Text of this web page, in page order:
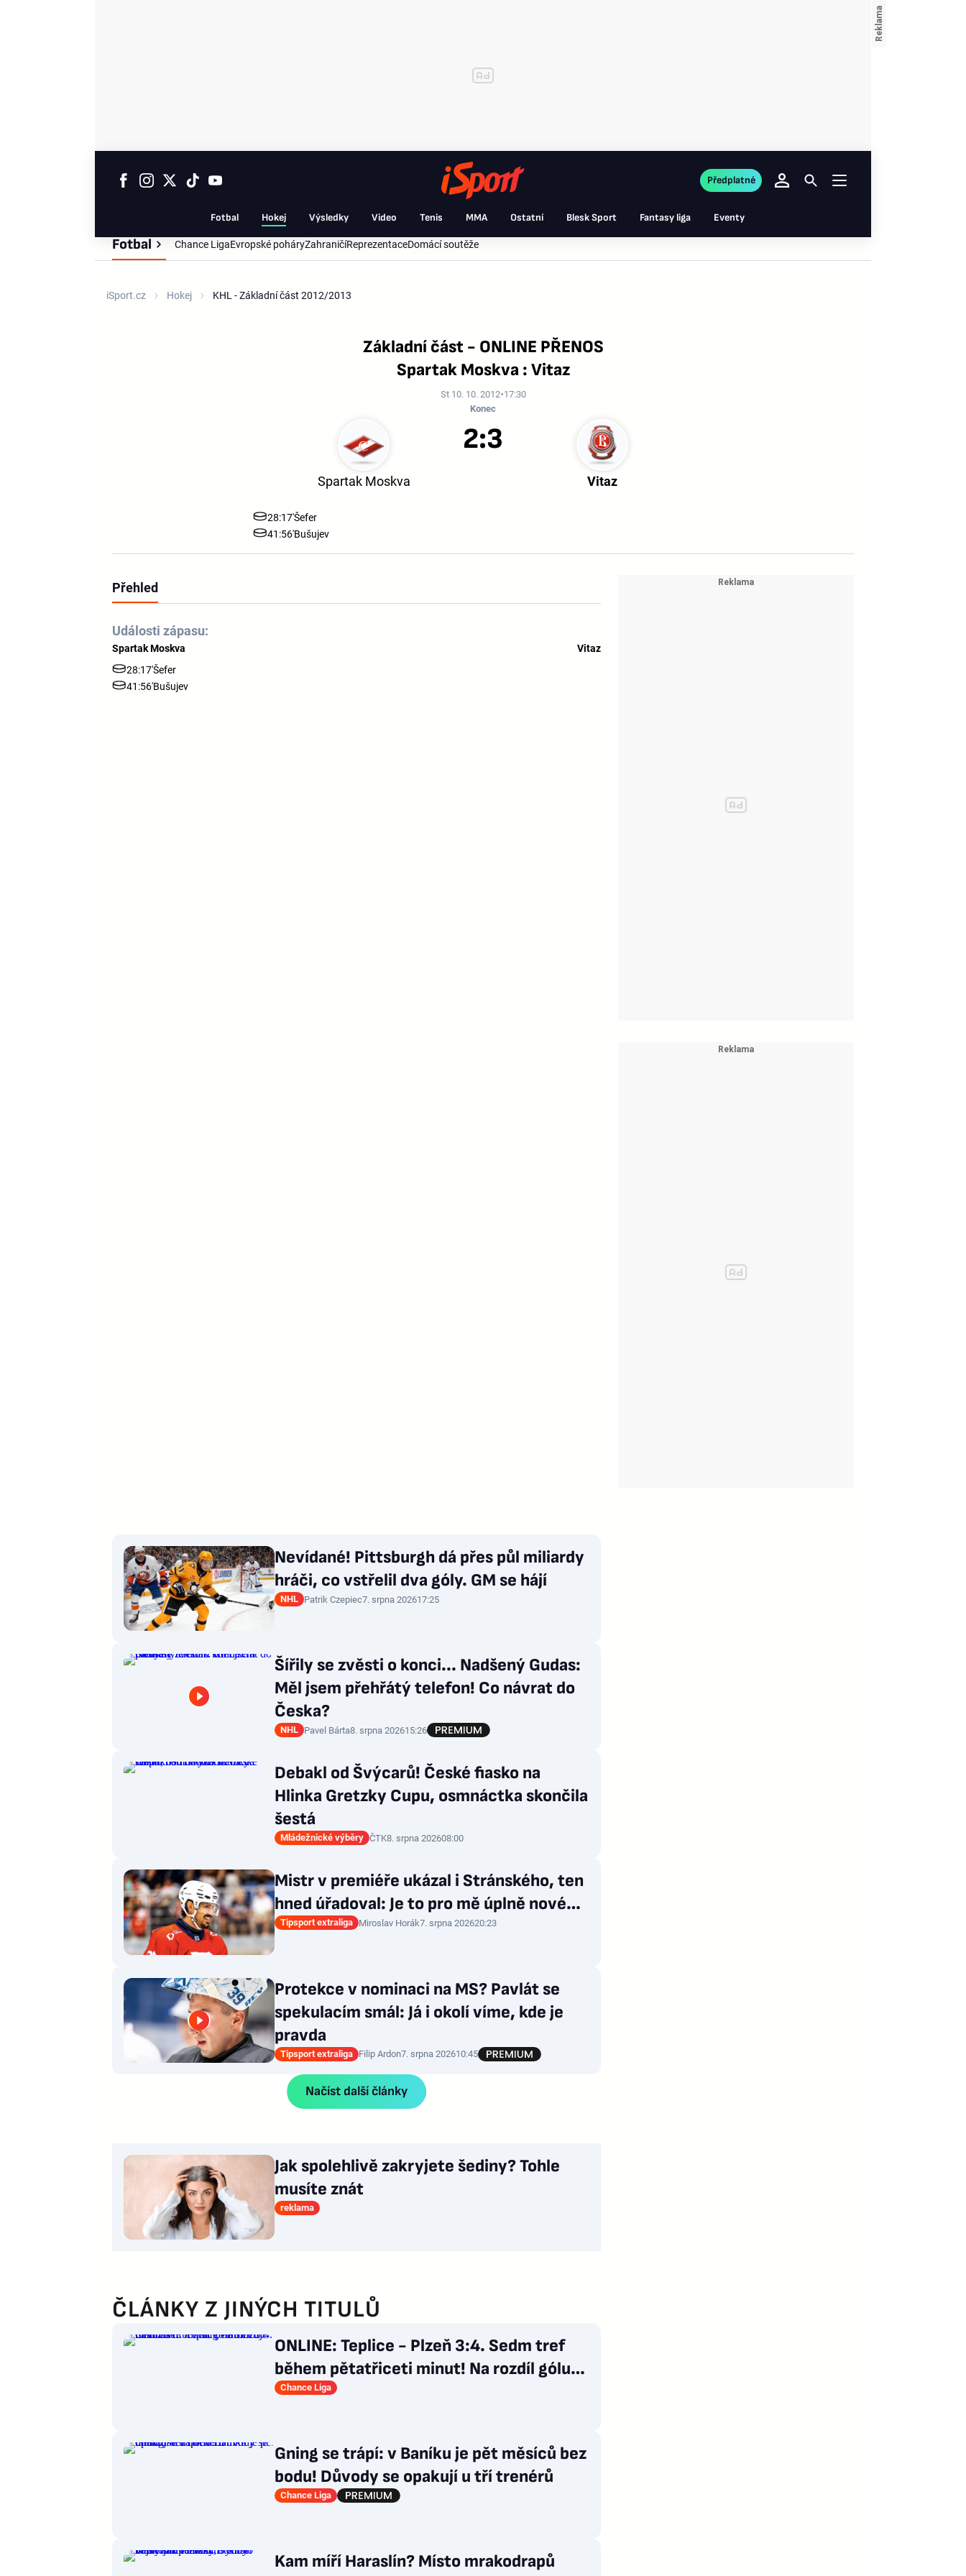
Fotbal Hokej Výsledky Video Tenis MMA Ostatní Blesk Sport Fantasy liga Eventy
Předplatné
Fotbal Chance LigaEvropské poháryZahraničíReprezentaceDomácí soutěže
iSport.cz Hokej KHL - Základní část 2012/2013
Základní část - ONLINE PŘENOS
Spartak Moskva : Vitaz
St 10. 10. 2012 17:30
Konec
Spartak Moskva Vitaz
2:3
28:17'Šefer
41:56'Bušujev
Přehled
Události zápasu:
Spartak Moskva
28:17'Šefer
41:56'Bušujev
Vitaz
Nevídané! Pittsburgh dá přes půl miliardy
hráči, co vstřelil dva góly. GM se hájí
NHL Patrik Czepiec7. srpna 202617:25
Šířily se zvěsti o konci... Nadšený Gudas:
Měl jsem přehřátý telefon! Co návrat do
Česka?
NHL Pavel Bárta8. srpna 202615:26
Debakl od Švýcarů! České fiasko na
Hlinka Gretzky Cupu, osmnáctka skončila
šestá
Mládežnické výběry ČTK8. srpna 202608:00
Mistr v premiéře ukázal i Stránského, ten
hned úřadoval: Je to pro mě úplně nové…
Tipsport extraliga Miroslav Horák7. srpna 202620:23
Protekce v nominaci na MS? Pavlát se
spekulacím smál: Já i okolí víme, kde je
pravda
Tipsport extraliga Filip Ardon7. srpna 202610:45
Načíst další články
Jak spolehlivě zakryjete šediny? Tohle
musíte znát
reklama
ČLÁNKY Z JINÝCH TITULŮ
ONLINE: Teplice - Plzeň 3:4. Sedm tref
během pětatřiceti minut! Na rozdíl gólu
snižuje Čermák
Chance Liga
Gning se trápí: v Baníku je pět měsíců bez
bodu! Důvody se opakují u tří trenérů
Chance Liga
Kam míří Haraslín? Místo mrakodrapů